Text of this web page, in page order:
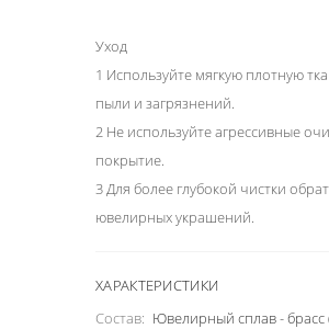
Уход
1 Используйте мягкую плотную
пыли и загрязнений.
2 Не используйте агрессивные
покрытие.
3 Для более глубокой чистки
ювелирных украшений.
ХАРАКТЕРИСТИКИ
Состав: Ювелирный сплав - брасс